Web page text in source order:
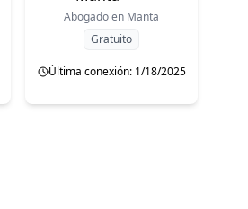
Abogado en Manta
Gratuito
Última conexión: 1/18/2025